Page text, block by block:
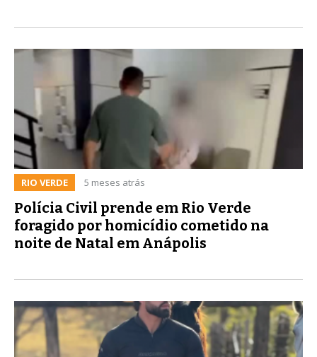
RIO VERDE 5 meses atrás
Polícia Civil prende em Rio Verde
foragido por homicídio cometido na
noite de Natal em Anápolis